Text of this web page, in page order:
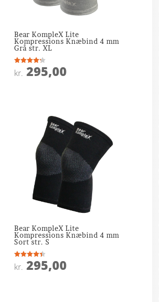
Bear KompleX Lite
Kompressions Knæbind 4 mm
Grå str. XL
Vurderet
4.3
kr. 295,00
Bear KompleX Lite
Kompressions Knæbind 4 mm
Sort str. S
Vurderet
4.4
kr. 295,00